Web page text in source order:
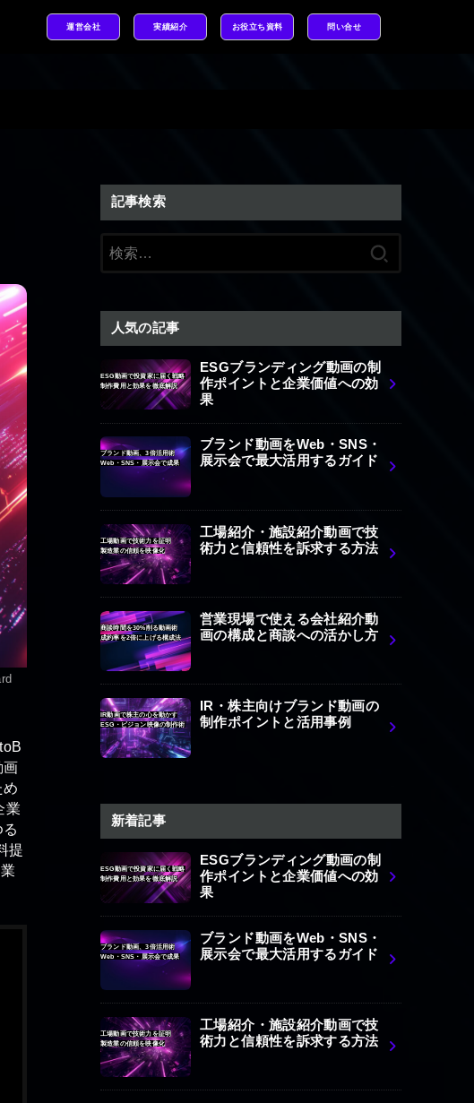
運営会社 実績紹介 お役立ち資料 問い合せ
画
業
提
記事検索
人気の記事
ESG動画で投資家に届く戦略
制作費用と効果を徹底解説
ESGブランディング動画の制
作ポイントと企業価値への効
果
ブランド動画、3倍活用術
Web・SNS・展示会で成果
ブランド動画をWeb・SNS・
展示会で最大活用するガイド
工場動画で技術力を証明
製造業の信頼を映像化
工場紹介・施設紹介動画で技
術力と信頼性を訴求する方法
商談時間を30%削る動画術
成約率を2倍に上げる構成法
営業現場で使える会社紹介動
画の構成と商談への活かし方
IR動画で株主の心を動かす
ESG・ビジョン映像の制作術
IR・株主向けブランド動画の
制作ポイントと活用事例
新着記事
ESG動画で投資家に届く戦略
制作費用と効果を徹底解説
ESGブランディング動画の制
作ポイントと企業価値への効
果
ブランド動画、3倍活用術
Web・SNS・展示会で成果
ブランド動画をWeb・SNS・
展示会で最大活用するガイド
工場動画で技術力を証明
製造業の信頼を映像化
工場紹介・施設紹介動画で技
術力と信頼性を訴求する方法